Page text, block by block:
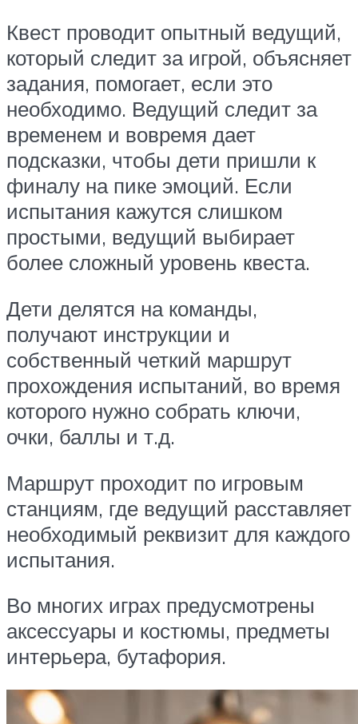
Квест проводит опытный ведущий,
который следит за игрой, объясняет
задания, помогает, если это
необходимо. Ведущий следит за
временем и вовремя дает
подсказки, чтобы дети пришли к
финалу на пике эмоций. Если
испытания кажутся слишком
простыми, ведущий выбирает
более сложный уровень квеста.
Дети делятся на команды,
получают инструкции и
собственный четкий маршрут
прохождения испытаний, во время
которого нужно собрать ключи,
очки, баллы и т.д.
Маршрут проходит по игровым
станциям, где ведущий расставляет
необходимый реквизит для каждого
испытания.
Во многих играх предусмотрены
аксессуары и костюмы, предметы
интерьера, бутафория.